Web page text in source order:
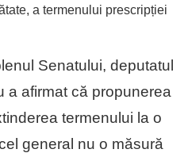
a termenului prescripției
Senatului, deputatul
a afirmat că propunerea
termenului la o
general nu o măsură